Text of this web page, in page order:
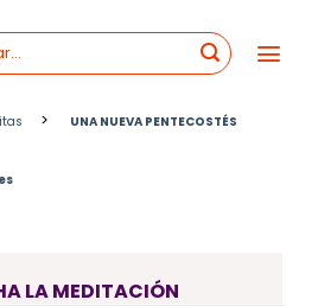
> UNA NUEVA PENTECOSTÉS
LA MEDITACIÓN